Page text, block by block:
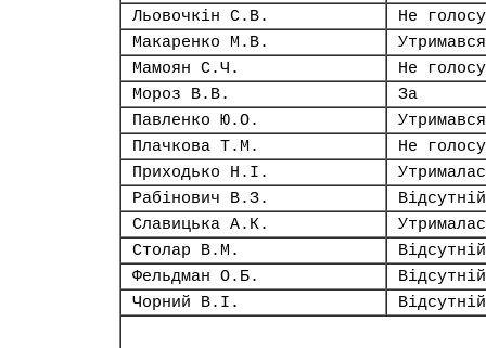
Льовочкін С.В.
Не
Макаренко М.В.
Утримався
Мамоян С.Ч.
Не
Мороз В.В.
За
Павленко Ю.О.
Утримався
Плачкова Т.М.
Не
Приходько Н.І.
Рабінович В.З.
Відсутній
Славицька А.К.
Столар В.М.
Відсутній
Фельдман О.Б.
Відсутній
Чорний В.І.
Відсутній